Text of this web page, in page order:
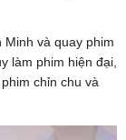
và quay phim
làm phim hiện đại,
chỉn chu và